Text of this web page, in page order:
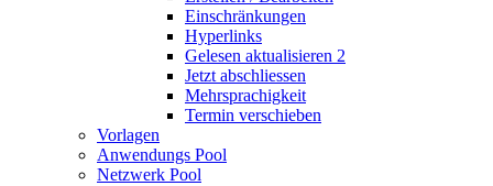
Einschränkungen
Hyperlinks
Gelesen aktualisieren 2
Jetzt abschliessen
Mehrsprachigkeit
Termin verschieben
Vorlagen
Anwendungs Pool
Netzwerk Pool